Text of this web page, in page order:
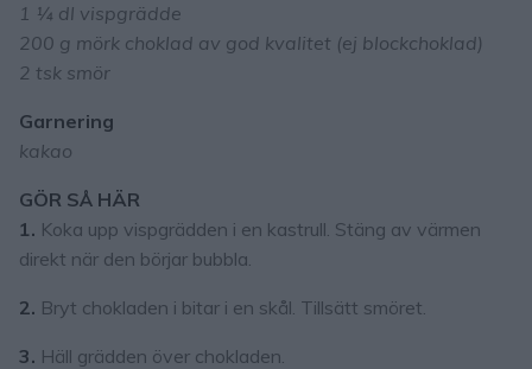
1 ¼ dl vispgrädde
200 g mörk choklad av god kvalitet (ej blockchoklad)
2 tsk smör
Garnering
kakao
GÖR SÅ HÄR
1. Koka upp vispgrädden i en kastrull. Stäng av värmen
direkt när den börjar bubbla.
2. Bryt chokladen i bitar i en skål. Tillsätt smöret.
3. Häll grädden över chokladen.